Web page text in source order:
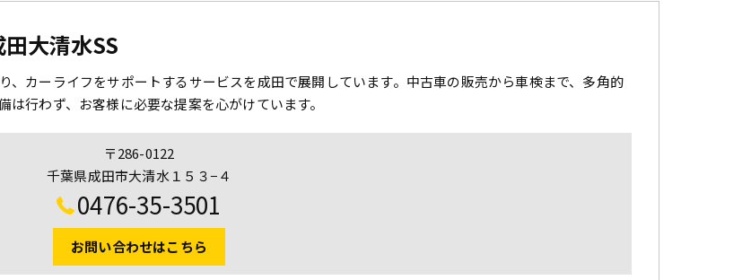
大清水SS
、カーライフをサポートするサービスを成田で展開しています。中古車の販売から車検まで、多角的
は行わず、お客様に必要な提案を心がけています。
〒286-0122
千葉県成田市大清水１５３−４
0476-35-3501
お問い合わせはこちら